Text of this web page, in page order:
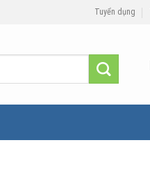
Tuyển dụng